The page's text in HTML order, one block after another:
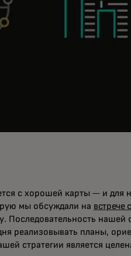
с хорошей карты — и для
мы обсуждали на встрече
Последовательность нашей
реализовывать планы,
стратегии является